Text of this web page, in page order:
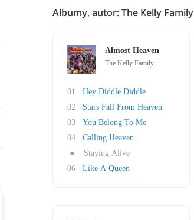
Albumy, autor: The Kelly Family
Almost Heaven
The Kelly Family
01
Hey Diddle Diddle
02
Stars Fall From Heaven
03
You Belong To Me
04
Calling Heaven
●
Staying Alive
06
Like A Queen